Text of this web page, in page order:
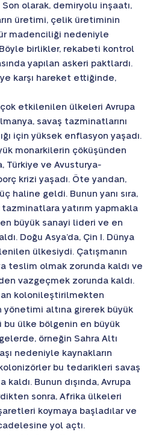
olarak, demiryolu inşaatı,
üretimi, çelik üretiminin
madenciliği nedeniyle
birlikler, rekabeti kontrol
yapılan askeri paktlardı.
karşı hareket ettiğinde,
çok etkilenilen ülkeleri Avrupa
savaş tazminatlarını
için yüksek enflasyon yaşadı.
monarkilerin çöküşünden
Türkiye ve Avusturya-
krizi yaşadı. Öte yandan,
haline geldi. Bunun yanı sıra,
tazminatlara yatırım yapmakla
büyük sanayi lideri ve en
Doğu Asya’da, Çin I. Dünya
ülkesiydi. Çatışmanın
teslim olmak zorunda kaldı ve
vazgeçmek zorunda kaldı.
kolonileştirilmekten
yönetimi altına girerek büyük
bu ülke bölgenin en büyük
örneğin Sahra Altı
nedeniyle kaynakların
kolonizörler bu tedarikleri savaş
Bunun dışında, Avrupa
sonra, Afrika ülkeleri
koymaya başladılar ve
yol açtı.